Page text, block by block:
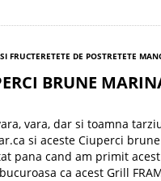
FRUCTERETETE DE POSTRETETE
BRUNE
vara, dar si toamna
si aceste Ciuperci
pana cand am primit
ca acest Grill